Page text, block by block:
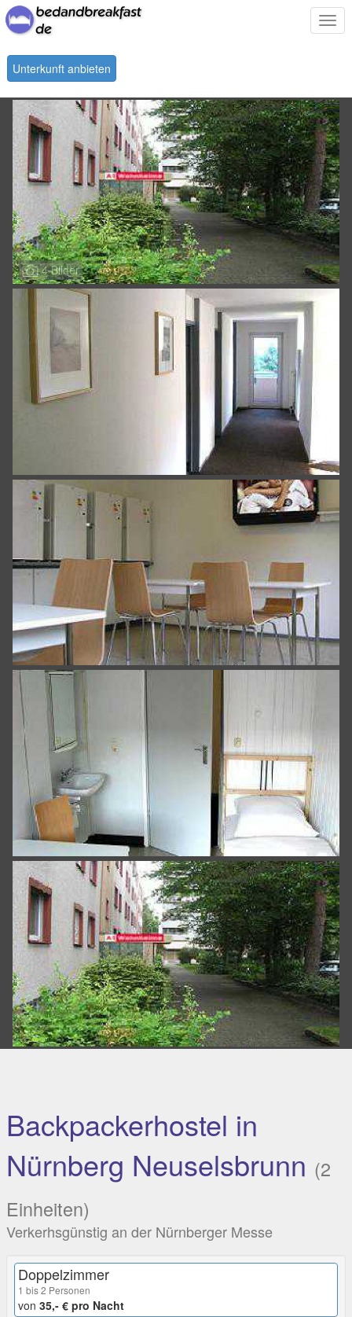
Unterkunft anbieten
4 Bilder
Backpackerhostel in
Nürnberg Neuselsbrunn (2
Einheiten)
Verkerhsgünstig an der Nürnberger Messe
Doppelzimmer
1 bis 2 Personen
von 35,- € pro Nacht